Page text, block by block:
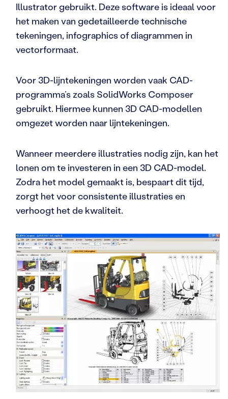
Illustrator gebruikt. Deze software is ideaal voor
het maken van gedetailleerde technische
tekeningen, infographics of diagrammen in
vectorformaat.
Voor 3D-lijntekeningen worden vaak CAD-
programma’s zoals SolidWorks Composer
gebruikt. Hiermee kunnen 3D CAD-modellen
omgezet worden naar lijntekeningen.
Wanneer meerdere illustraties nodig zijn, kan het
lonen om te investeren in een 3D CAD-model.
Zodra het model gemaakt is, bespaart dit tijd,
zorgt het voor consistente illustraties en
verhoogt het de kwaliteit.